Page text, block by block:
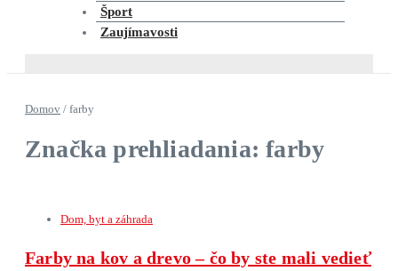
Šport
Zaujímavosti
Domov / farby
Značka prehliadania: farby
Dom, byt a záhrada
Farby na kov a drevo – čo by ste mali vedieť